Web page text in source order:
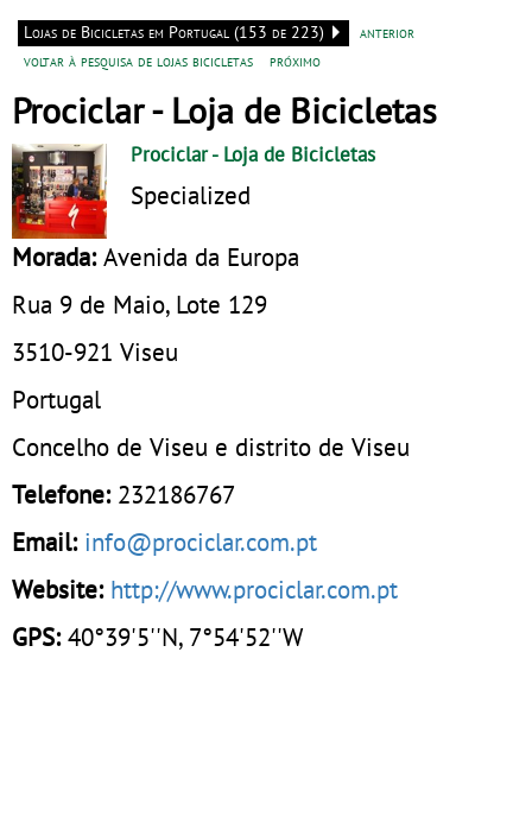
Lojas de Bicicletas em Portugal (153 de 223)
anterior
voltar à pesquisa de lojas bicicletas
próximo
Prociclar - Loja de Bicicletas
Prociclar- Loja de Bicicletas
Specialized
Morada: Avenida da Europa
Rua 9 de Maio, Lote 129
3510-921 Viseu
Portugal
Concelho de Viseu e distrito de Viseu
Telefone: 232186767
Email: info@prociclar.com.pt
Website: http://www.prociclar.com.pt
GPS:40°39'5''N, 7°54'52''W